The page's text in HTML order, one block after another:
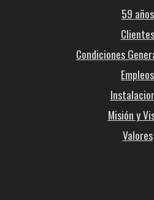
59 años
Clientes
Condiciones
Empleos
Misión y
Valores